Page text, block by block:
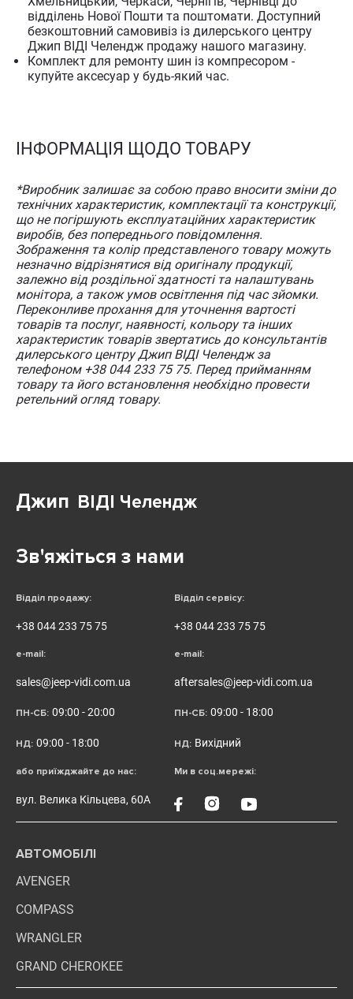
відділень Нової Пошти та поштомати. Доступний
безкоштовний самовивіз із дилерського центру
Джип ВІДІ Челендж продажу нашого магазину.
Комплект для ремонту шин із компресором -
купуйте аксесуар у будь-який час.
ІНФОРМАЦІЯ ЩОДО ТОВАРУ
*Виробник залишає за собою право вносити зміни до
технічних характеристик, комплектації та конструкції,
що не погіршують експлуатаційних характеристик
виробів, без попереднього повідомлення.
Зображення та колір представленого товару можуть
незначно відрізнятися від оригіналу продукції,
залежно від роздільної здатності та налаштувань
монітора, а також умов освітлення під час зйомки.
Переконливе прохання для уточнення вартості
товарів та послуг, наявності, кольору та інших
характеристик товарів звертатись до консультантів
дилерського центру Джип ВІДІ Челендж за
телефоном +38 044 233 75 75. Перед прийманням
товару та його встановлення необхідно провести
ретельний огляд товару.
Джип ВІДІ Челендж
Зв'яжіться з нами
Відділ продажу:
+38 044 233 75 75
e-mail:
sales@jeep-vidi.com.ua
ПН-СБ: 09:00 - 20:00
НД: 09:00 - 18:00
або приїжджайте до нас:
вул. Велика Кільцева, 60А
Відділ сервісу:
+38 044 233 75 75
e-mail:
aftersales@jeep-vidi.com.ua
ПН-СБ: 09:00 - 18:00
НД: Вихідний
Ми в соц.мережі:
АВТОМОБІЛІ
AVENGER
COMPASS
WRANGLER
GRAND CHEROKEE